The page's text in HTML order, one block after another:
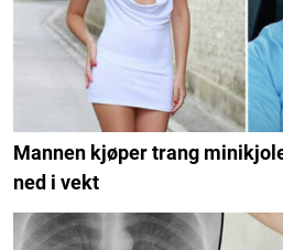
Mannen kjøper trang
ned i vekt